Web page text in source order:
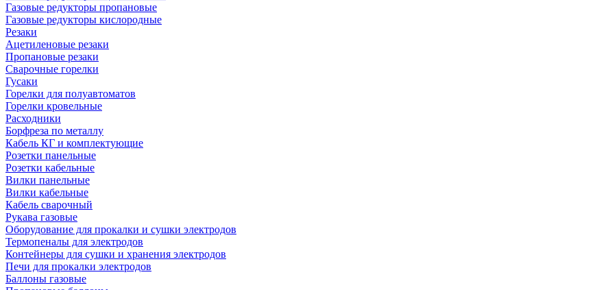
Газовые редукторы пропановые
Газовые редукторы кислородные
Резаки
Ацетиленовые резаки
Пропановые резаки
Сварочные горелки
Гусаки
Горелки для полуавтоматов
Горелки кровельные
Расходники
Борфреза по металлу
Кабель КГ и комплектующие
Розетки панельные
Розетки кабельные
Вилки панельные
Вилки кабельные
Кабель сварочный
Рукава газовые
Оборудование для прокалки и сушки электродов
Термопеналы для электродов
Контейнеры для сушки и хранения электродов
Печи для прокалки электродов
Баллоны газовые